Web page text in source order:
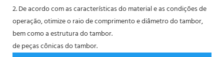
2. De acordo com as características do material e as condições de
operação, otimize o raio de comprimento e diâmetro do tambor,
bem como a estrutura do tambor.
de peças cônicas do tambor.